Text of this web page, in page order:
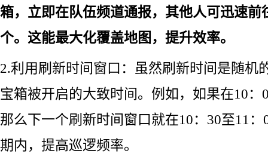
箱，立即在队伍频道通报，其他人可迅速前
个。这能最大化覆盖地图，提升效率。
2.利用刷新时间窗口：虽然刷新时间是随机
宝箱被开启的大致时间。例如，如果在10：
那么下一个刷新时间窗口就在10：30至11
期内，提高巡逻频率。